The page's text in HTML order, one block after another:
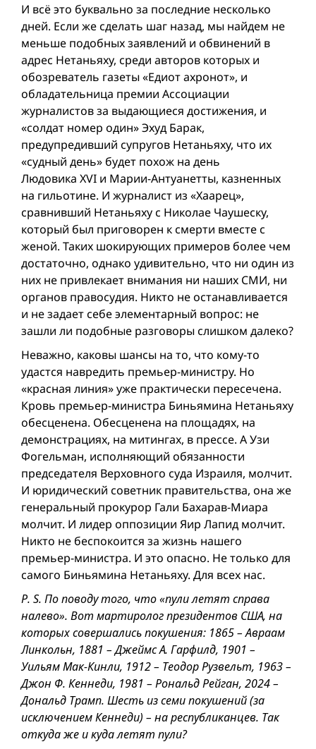
И всё это буквально за последние несколько
дней. Если же сделать шаг назад, мы найдем не
меньше подобных заявлений и обвинений в
адрес Нетаньяху, среди авторов которых и
обозреватель газеты «Едиот ахронот», и
обладательница премии Ассоциации
журналистов за выдающиеся достижения, и
«солдат номер один» Эхуд Барак,
предупредивший супругов Нетаньяху, что их
«судный день» будет похож на день
Людовика XVI и Марии-Антуанетты, казненных
на гильотине. И журналист из «Хаарец»,
сравнивший Нетаньяху с Николае Чаушеску,
который был приговорен к смерти вместе с
женой. Таких шокирующих примеров более чем
достаточно, однако удивительно, что ни один из
них не привлекает внимания ни наших СМИ, ни
органов правосудия. Никто не останавливается
и не задает себе элементарный вопрос: не
зашли ли подобные разговоры слишком далеко?
Неважно, каковы шансы на то, что кому-то
удастся навредить премьер-министру. Но
«красная линия» уже практически пересечена.
Кровь премьер-министра Биньямина Нетаньяху
обесценена. Обесценена на площадях, на
демонстрациях, на митингах, в прессе. А Узи
Фогельман, исполняющий обязанности
председателя Верховного суда Израиля, молчит.
И юридический советник правительства, она же
генеральный прокурор Гали Бахарав-Миара
молчит. И лидер оппозиции Яир Лапид молчит.
Никто не беспокоится за жизнь нашего
премьер-министра. И это опасно. Не только для
самого Биньямина Нетаньяху. Для всех нас.
P. S. По поводу того, что «пули летят справа
налево». Вот мартиролог президентов США, на
которых совершались покушения: 1865 – Авраам
Линкольн, 1881 – Джеймс А. Гарфилд, 1901 –
Уильям Мак-Кинли, 1912 – Теодор Рузвельт, 1963 –
Джон Ф. Кеннеди, 1981 – Рональд Рейган, 2024 –
Дональд Трамп. Шесть из семи покушений (за
исключением Кеннеди) – на республиканцев. Так
откуда же и куда летят пули?